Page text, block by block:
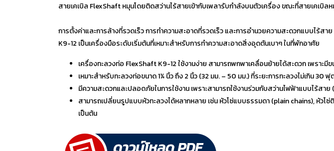
สายเคเบิล FlexShaft หมุนโดยติดสว่านไร้สายเข้ากับเพลารับกำลังบนตัวเครื่อง ขณะที่สายเคเบิ
การตั้งค่าและการล้างที่รวดเร็ว การทำความสะอาดที่รวดเร็ว และการอำนวยความสะดวกแบบไร้
K9-12 เป็นเครื่องมือระดับเริ่มต้นที่เหมาะสำหรับการทำความสะอาดสิ่งอุดตันเบาๆ ในที่พักอาศัย
เครื่องทะลวงท่อ FlexShaft K9-12 ใช้งานง่าย สามารถพกพาเคลื่อนย้ายได้สะดวก เพราะมี
เหมาะสำหรับทะลวงท่อขนาด 1¼ นิ้ว ถึง 2 นิ้ว (32 มม. – 50 มม.) ที่ระยะการทะลวงไม่เกิน 30 ฟุ
มีความสะดวกและปลอดภัยในการใช้งาน เพราะสามารถใช้งานร่วมกับสว่านไฟฟ้าแบบไร้ส
สามารถเปลี่ยนรูปแบบหัวทะลวงได้หลากหลาย เช่น หัวโซ่แบบธรรมดา (plain chains), หัว
เป็นต้น